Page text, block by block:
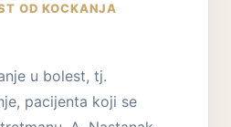
OD KOCKANJA
u bolest, tj.
pacijenta koji se